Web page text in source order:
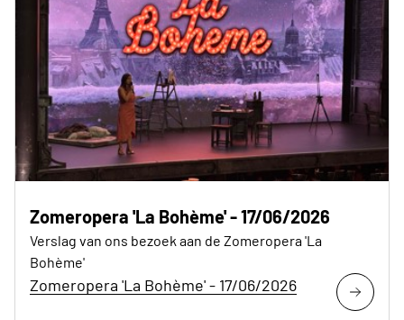
Zomeropera 'La Bohème' - 17/06/2026
Verslag van ons bezoek aan de Zomeropera 'La
Bohème'
Zomeropera 'La Bohème' - 17/06/2026